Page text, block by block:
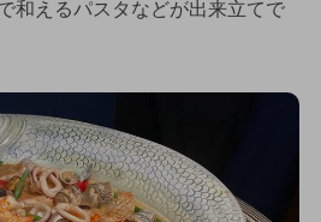
和えるパスタなどが出来立てで